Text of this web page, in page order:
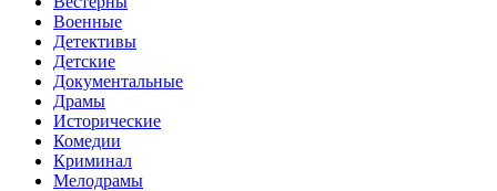
Военные
Детективы
Детские
Документальные
Драмы
Исторические
Комедии
Криминал
Мелодрамы